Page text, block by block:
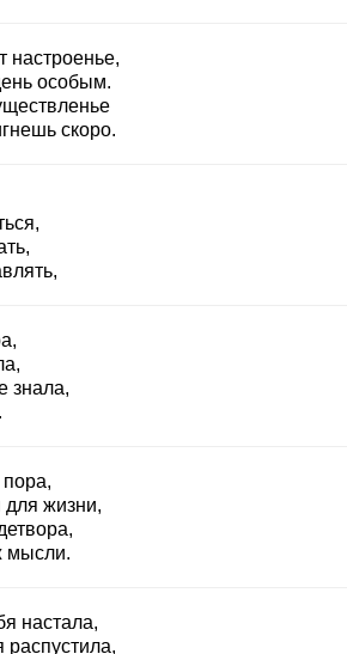
настроенье,
особым.
скоро.
знала,
жизни,
мысли.
настала,
распустила,